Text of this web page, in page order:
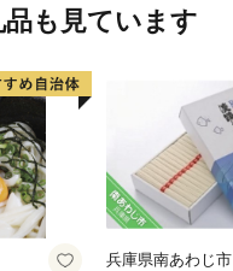
も見ています
兵庫県南あわじ市